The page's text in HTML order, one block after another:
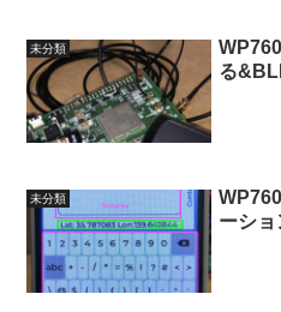
未分類
る
未分類
ーショ